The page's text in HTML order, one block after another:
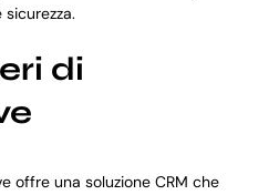
di
offre una soluzione CRM che